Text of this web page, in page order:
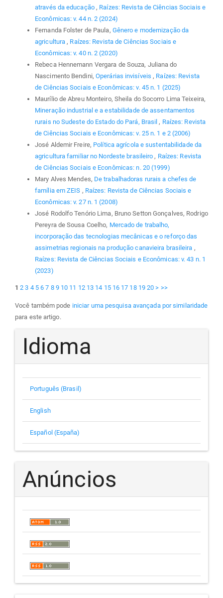
através da educação , Raízes: Revista de Ciências Sociais e
Econômicas: v. 44 n. 2 (2024)
Fernanda Folster de Paula, Gênero e modernização da
agricultura , Raízes: Revista de Ciências Sociais e
Econômicas: v. 40 n. 2 (2020)
Rebeca Hennemann Vergara de Souza, Juliana do
Nascimento Bendini, Operárias invisíveis , Raízes: Revista
de Ciências Sociais e Econômicas: v. 45 n. 1 (2025)
Maurílio de Abreu Monteiro, Sheila do Socorro Lima Teixeira,
Mineração industrial e a estabilidade de assentamentos
rurais no Sudeste do Estado do Pará, Brasil , Raízes: Revista
de Ciências Sociais e Econômicas: v. 25 n. 1 e 2 (2006)
José Aldemir Freire, Política agrícola e sustentabilidade da
agricultura familiar no Nordeste brasileiro , Raízes: Revista
de Ciências Sociais e Econômicas: n. 20 (1999)
Mary Alves Mendes, De trabalhadoras rurais a chefes de
família em ZEIS , Raízes: Revista de Ciências Sociais e
Econômicas: v. 27 n. 1 (2008)
José Rodolfo Tenório Lima, Bruno Setton Gonçalves, Rodrigo
Pereyra de Sousa Coelho, Mercado de trabalho,
incorporação das tecnologias mecânicas e o reforço das
assimetrias regionais na produção canavieira brasileira ,
Raízes: Revista de Ciências Sociais e Econômicas: v. 43 n. 1
(2023)
1 2 3 4 5 6 7 8 9 10 11 12 13 14 15 16 17 18 19 20 > >>
Você também pode iniciar uma pesquisa avançada por similaridade
para este artigo.
Idioma
Português (Brasil)
English
Español (España)
Anúncios